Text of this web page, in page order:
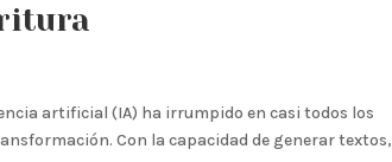
artificial (IA) ha irrumpido en casi todos los
Con la capacidad de generar textos,